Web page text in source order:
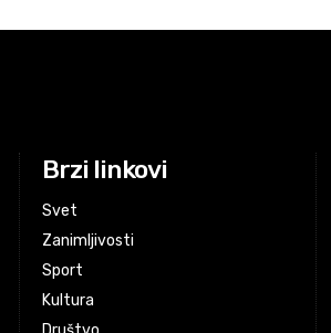
Brzi linkovi
Svet
Zanimljivosti
Sport
Kultura